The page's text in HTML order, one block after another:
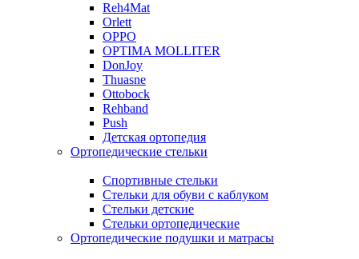
Reh4Mat
Orlett
OPPO
OPTIMA MOLLITER
DonJoy
Thuasne
Ottobock
Rehband
Push
Детская ортопедия
Ортопедические стельки
Спортивные стельки
Стельки для обуви с каблуком
Стельки детские
Стельки ортопедические
Ортопедические подушки и матрасы